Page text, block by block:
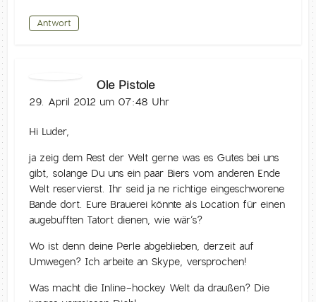
Antwort
Ole Pistole
29. April 2012 um 07:48 Uhr
Hi Luder,
ja zeig dem Rest der Welt gerne was es Gutes bei uns
gibt, solange Du uns ein paar Biers vom anderen Ende
Welt reservierst. Ihr seid ja ne richtige eingeschworene
Bande dort. Eure Brauerei könnte als Location für einen
augebufften Tatort dienen, wie wär’s?
Wo ist denn deine Perle abgeblieben, derzeit auf
Umwegen? Ich arbeite an Skype, versprochen!
Was macht die Inline-hockey Welt da draußen? Die